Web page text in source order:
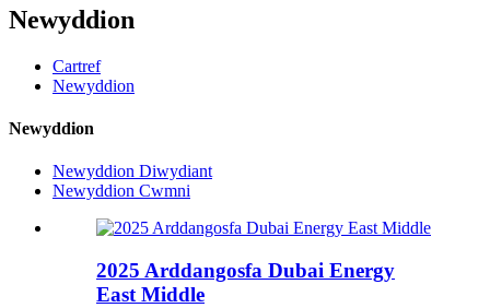
Newyddion
Cartref
Newyddion
Newyddion
Newyddion Diwydiant
Newyddion Cwmni
2025 Arddangosfa Dubai Energy
East Middle